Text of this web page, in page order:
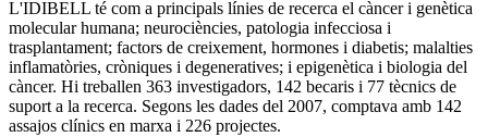
L'IDIBELL té com a principals línies de recerca el càncer i genètica
molecular humana; neurociències, patologia infecciosa i
trasplantament; factors de creixement, hormones i diabetis; malalties
inflamatòries, cròniques i degeneratives; i epigenètica i biologia del
càncer. Hi treballen 363 investigadors, 142 becaris i 77 tècnics de
suport a la recerca. Segons les dades del 2007, comptava amb 142
assajos clínics en marxa i 226 projectes.